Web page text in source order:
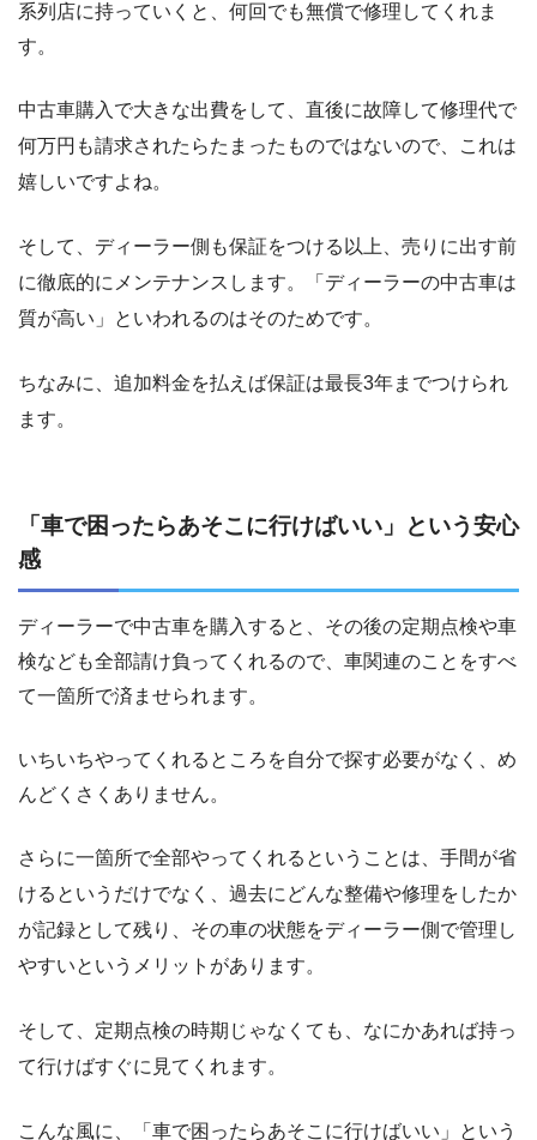
系列店に持っていくと、何回でも無償で修理してくれま
す。
中古車購入で大きな出費をして、直後に故障して修理代で
何万円も請求されたらたまったものではないので、これは
嬉しいですよね。
そして、ディーラー側も保証をつける以上、売りに出す前
に徹底的にメンテナンスします。「ディーラーの中古車は
質が高い」といわれるのはそのためです。
ちなみに、追加料金を払えば保証は最長3年までつけられ
ます。
「車で困ったらあそこに行けばいい」という安心
感
ディーラーで中古車を購入すると、その後の定期点検や車
検なども全部請け負ってくれるので、車関連のことをすべ
て一箇所で済ませられます。
いちいちやってくれるところを自分で探す必要がなく、め
んどくさくありません。
さらに一箇所で全部やってくれるということは、手間が省
けるというだけでなく、過去にどんな整備や修理をしたか
が記録として残り、その車の状態をディーラー側で管理し
やすいというメリットがあります。
そして、定期点検の時期じゃなくても、なにかあれば持っ
て行けばすぐに見てくれます。
こんな風に、「車で困ったらあそこに行けばいい」という